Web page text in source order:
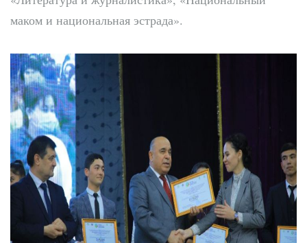
маком и национальная эстрада».